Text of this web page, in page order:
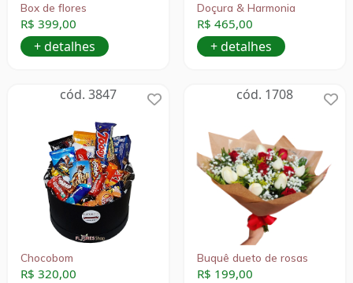
Box de flores
R$ 399,00
+ detalhes
Doçura & Harmonia
R$ 465,00
+ detalhes
cód. 3847
Chocobom
R$ 320,00
cód. 1708
Buquê dueto de rosas
R$ 199,00